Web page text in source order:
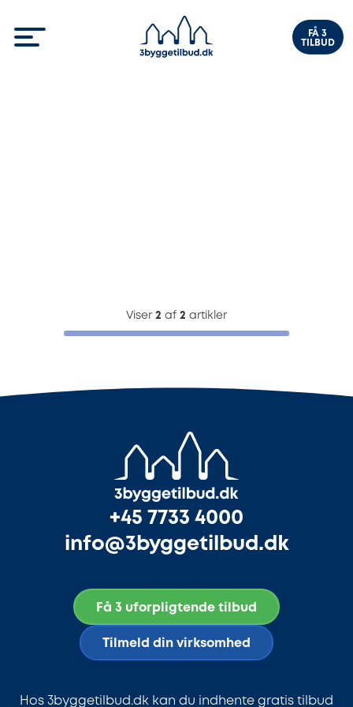
FÅ 3
TILBUD
Viser 2 af 2 artikler
+45 7733 4000
info@3byggetilbud.dk
Få 3 uforpligtende tilbud
Tilmeld din virksomhed
Hos 3byggetilbud.dk kan du indhente gratis tilbud